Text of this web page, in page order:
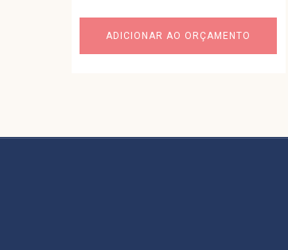
ADICIONAR AO ORÇAMENTO